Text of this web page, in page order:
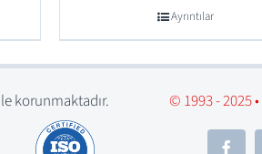
Ayrıntılar
korunmaktadır. © 1993 - 2025 •